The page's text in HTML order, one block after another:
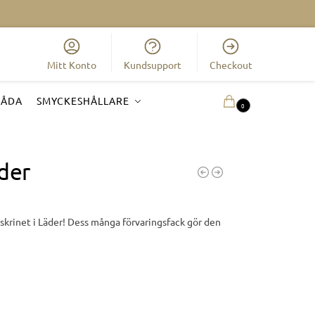
Mitt Konto Kundsupport Checkout
SMYCKESHÅLLARE 0
i Läder! Dess många förvaringsfack gör den